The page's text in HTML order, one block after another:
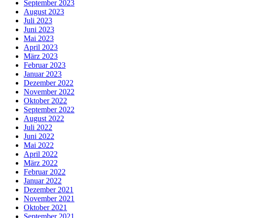
September 2023
August 2023
Juli 2023
Juni 2023
Mai 2023
April 2023
März 2023
Februar 2023
Januar 2023
Dezember 2022
November 2022
Oktober 2022
September 2022
August 2022
Juli 2022
Juni 2022
Mai 2022
April 2022
März 2022
Februar 2022
Januar 2022
Dezember 2021
November 2021
Oktober 2021
September 2021